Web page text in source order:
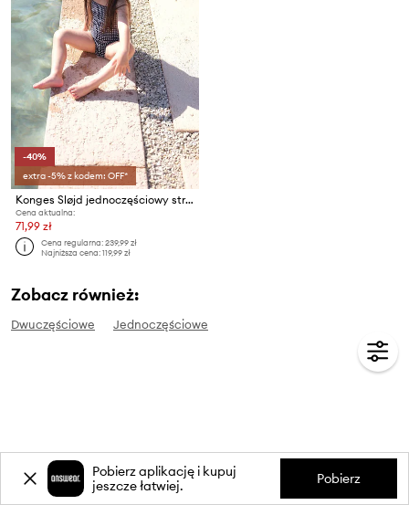
-40%
extra -5% z kodem: OFF*
Konges Sløjd jednoczęściowy strój kąpielowy dziecięcy
Cena aktualna:
71,99 zł
Cena regularna:239,99 zł
Najniższa cena:119,99 zł
Zobacz również:
Dwuczęściowe Jednoczęściowe
Pobierz aplikację i kupuj
jeszcze łatwiej.
Pobierz